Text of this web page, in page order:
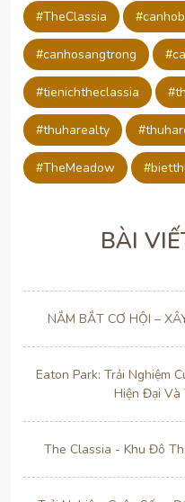
#TheClassia
#canhosangtrong
#tienichtheclassia
#thuharealty
#TheMeadow
BÀI
NẮM BẮT CƠ HỘI –
Eaton Park: Trải Nghiệm
Hiện Đại Và
The Classia - Khu Đô